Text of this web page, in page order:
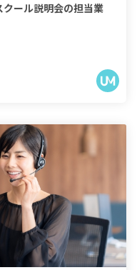
ール説明会の担当業